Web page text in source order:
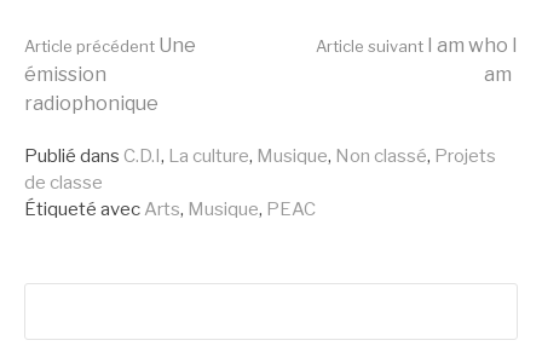
Lire
la
suite
Article précédent Une
émission
radiophonique
Article suivant I am who I
am
Publié dans C.D.I, La culture, Musique, Non classé, Projets
de classe
Étiqueté avec Arts, Musique, PEAC